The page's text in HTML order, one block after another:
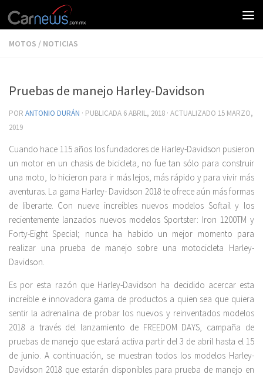
MOTOS / NOTICIAS
Pruebas de manejo Harley-Davidson
POR ANTONIO DURÁN · PUBLICADA 6 ABRIL, 2018 · ACTUALIZADO 15 MARZO,
2019
Cuando hace 115 años los fundadores de Harley-Davidson pusieron
un motor en un chasis de bicicleta, no fue tan sólo para construir
una moto, lo hicieron para ir más lejos, más rápido y para vivir más
aventuras. La gama Harley- Davidson 2018 te ofrece aún más formas
de liberarte. Con nueve increíbles nuevos modelos Softail y los
recientemente lanzados nuevos modelos Sportster: Iron 1200TM y
Forty-Eight Special; nunca ha habido un mejor momento para
realizar una prueba de manejo sobre una motocicleta Harley-
Davidson.
Es por esta razón que Harley-Davidson ha decidido acercar esta
increíble e innovadora gama de productos a quien sea que quiera
sentir la adrenalina de probar los nuevos y reinventados modelos
2018 a través del lanzamiento de FREEDOM DAYS, campaña de
pruebas de manejo que estará activa partir del 3 de abril hasta el 15
de junio. A continuación, se muestran todos los modelos Harley-
Davidson 2018 que estarán disponibles para prueba de manejo en